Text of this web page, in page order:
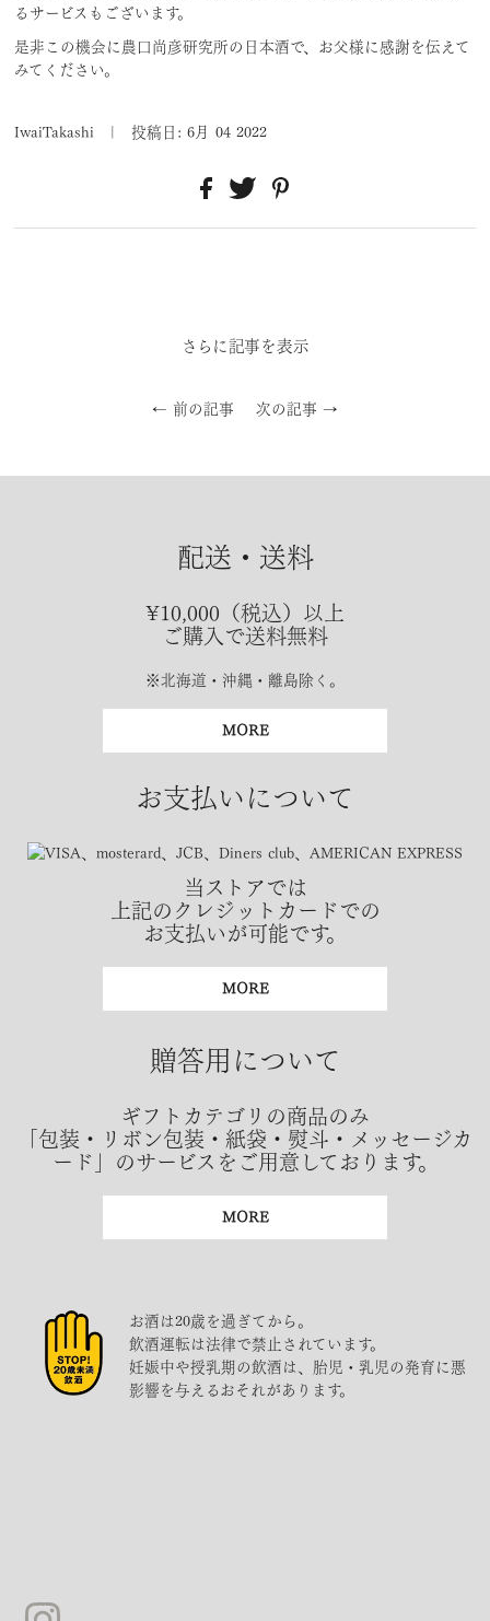
るサービスもございます。
是非この機会に農口尚彦研究所の日本酒で、お父様に感謝を伝えて
みてください。
IwaiTakashi 投稿日: 6月 04 2022
さらに記事を表示
← 前の記事 次の記事 →
配送・送料
¥10,000（税込）以上
ご購入で送料無料
※北海道・沖縄・離島除く。
MORE
お支払いについて
当ストアでは
上記のクレジットカードでの
お支払いが可能です。
MORE
贈答用について
ギフトカテゴリの商品のみ
「包装・リボン包装・紙袋・熨斗・メッセージカ
ード」のサービスをご用意しております。
MORE
お酒は20歳を過ぎてから。
飲酒運転は法律で禁止されています。
妊娠中や授乳期の飲酒は、胎児・乳児の発育に悪
影響を与えるおそれがあります。